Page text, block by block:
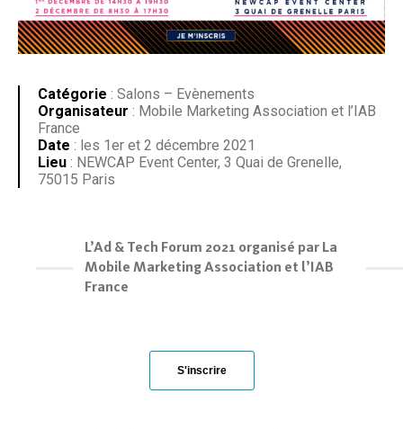
Catégorie : Salons – Evènements
Organisateur : Mobile Marketing Association et l’IAB
France
Date : les 1er et 2 décembre 2021
Lieu : NEWCAP Event Center, 3 Quai de Grenelle,
75015 Paris
L’Ad & Tech Forum 2021 organisé par La
Mobile Marketing Association et l’IAB
France
S'inscrire